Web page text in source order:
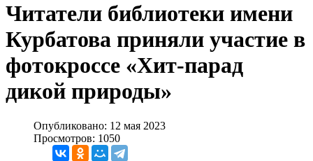
Читатели библиотеки имени
Курбатова приняли участие в
фотокроссе «Хит-парад
дикой природы»
Опубликовано: 12 мая 2023
Просмотров: 1050